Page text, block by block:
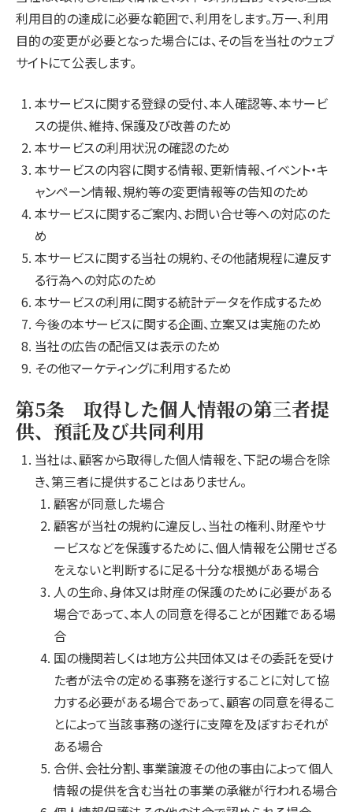
利用目的の達成に必要な範囲で、利用をします。万一、利用
目的の変更が必要となった場合には、その旨を当社のウェブ
サイトにて公表します。
本サービスに関する登録の受付、本人確認等、本サービ
スの提供、維持、保護及び改善のため
本サービスの利用状況の確認のため
本サービスの内容に関する情報、更新情報、イベント・キ
ャンペーン情報、規約等の変更情報等の告知のため
本サービスに関するご案内、お問い合せ等への対応のた
め
本サービスに関する当社の規約、その他諸規程に違反す
る行為への対応のため
本サービスの利用に関する統計データを作成するため
今後の本サービスに関する企画、立案又は実施のため
当社の広告の配信又は表示のため
その他マーケティングに利用するため
第5条 取得した個人情報の第三者提
供、預託及び共同利用
当社は、顧客から取得した個人情報を、下記の場合を除
き、第三者に提供することはありません。
顧客が同意した場合
顧客が当社の規約に違反し、当社の権利、財産やサ
ービスなどを保護するために、個人情報を公開せざる
をえないと判断するに足る十分な根拠がある場合
人の生命、身体又は財産の保護のために必要がある
場合であって、本人の同意を得ることが困難である場
合
国の機関若しくは地方公共団体又はその委託を受け
た者が法令の定める事務を遂行することに対して協
力する必要がある場合であって、顧客の同意を得るこ
とによって当該事務の遂行に支障を及ぼすおそれが
ある場合
合併、会社分割、事業譲渡その他の事由によって個人
情報の提供を含む当社の事業の承継が行われる場合